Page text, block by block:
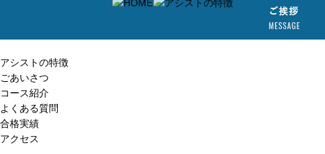
アシストの特徴
ごあいさつ
コース紹介
よくある質問
合格実績
アクセス